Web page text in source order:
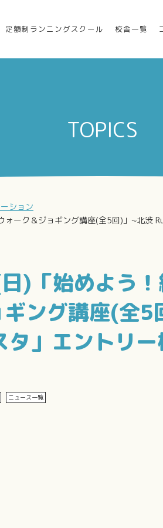
定額制ランニングスクール 校舎一覧
TOPICS
ション
ーク＆ジョギング講座(全5回)」~北渋
)「始めよう
ング講座(全
」エントリー
ニュース一覧